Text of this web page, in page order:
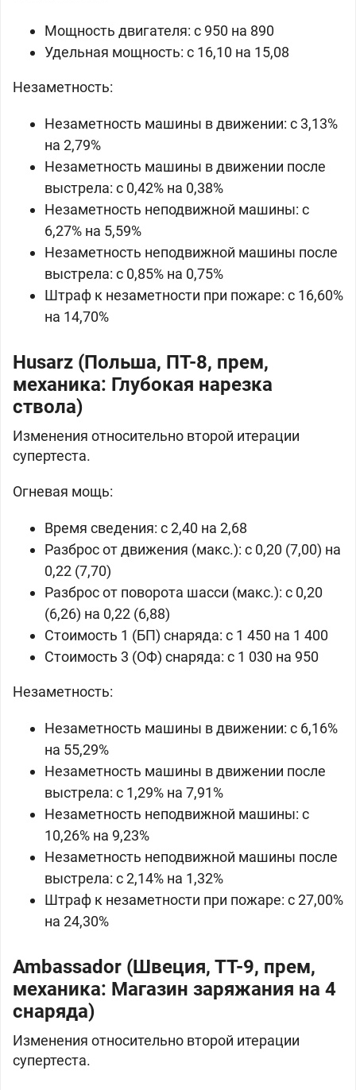
Мощность двигателя: c 950 на 890
Удельная мощность: c 16,10 на 15,08
Незаметность:
Незаметность машины в движении: c 3,13%
на 2,79%
Незаметность машины в движении после
выстрела: c 0,42% на 0,38%
Незаметность неподвижной машины: c
6,27% на 5,59%
Незаметность неподвижной машины после
выстрела: c 0,85% на 0,75%
Штраф к незаметности при пожаре: c 16,60%
на 14,70%
Husarz (Польша, ПТ-8, прем,
механика: Глубокая нарезка
ствола)
Изменения относительно второй итерации
супертеста.
Огневая мощь:
Время сведения: c 2,40 на 2,68
Разброс от движения (макс.): c 0,20 (7,00) на
0,22 (7,70)
Разброс от поворота шасси (макс.): c 0,20
(6,26) на 0,22 (6,88)
Стоимость 1 (БП) снаряда: c 1 450 на 1 400
Стоимость 3 (ОФ) снаряда: c 1 030 на 950
Незаметность:
Незаметность машины в движении: c 6,16%
на 55,29%
Незаметность машины в движении после
выстрела: c 1,29% на 7,91%
Незаметность неподвижной машины: c
10,26% на 9,23%
Незаметность неподвижной машины после
выстрела: c 2,14% на 1,32%
Штраф к незаметности при пожаре: c 27,00%
на 24,30%
Ambassador (Швеция, ТТ-9, прем,
механика: Магазин заряжания на 4
снаряда)
Изменения относительно второй итерации
супертеста.